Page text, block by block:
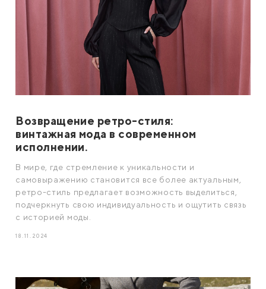
Возвращение ретро-стиля:
винтажная мода в современном
исполнении.
В мире, где стремление к уникальности и
самовыражению становится все более актуальным,
ретро-стиль предлагает возможность выделиться,
подчеркнуть свою индивидуальность и ощутить связь
с историей моды.
18.11.2024